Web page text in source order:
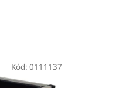
Kód: 0111137